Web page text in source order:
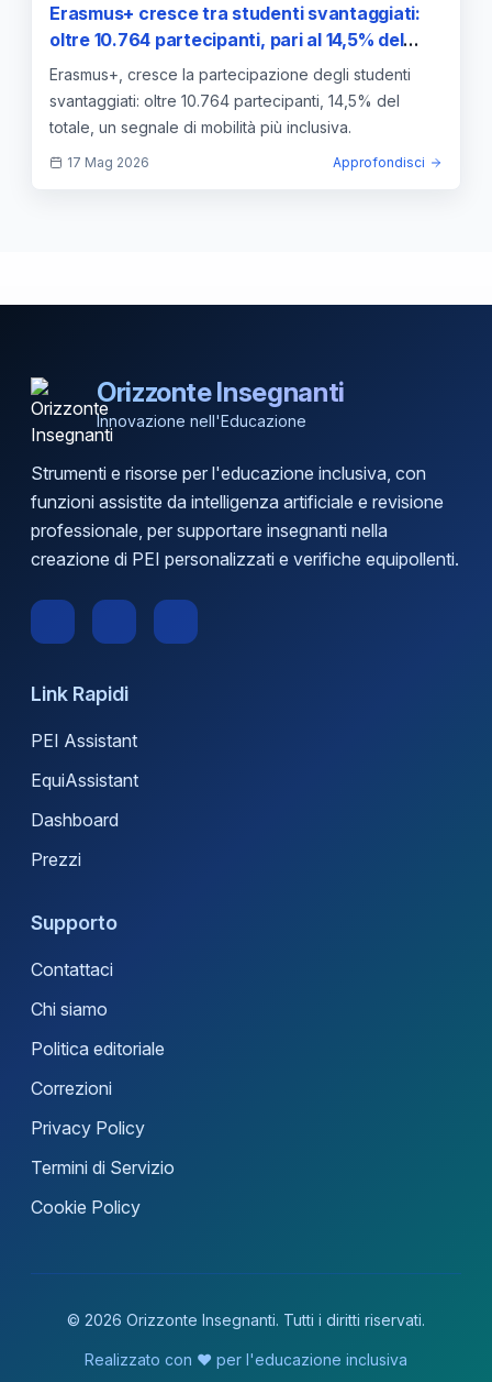
Erasmus+ cresce tra studenti svantaggiati:
oltre 10.764 partecipanti, pari al 14,5% del
totale
Erasmus+, cresce la partecipazione degli studenti
svantaggiati: oltre 10.764 partecipanti, 14,5% del
totale, un segnale di mobilità più inclusiva.
17 Mag 2026 Approfondisci
Orizzonte Insegnanti
Innovazione nell'Educazione
Strumenti e risorse per l'educazione inclusiva, con
funzioni assistite da intelligenza artificiale e revisione
professionale, per supportare insegnanti nella
creazione di PEI personalizzati e verifiche equipollenti.
Link Rapidi
PEI Assistant
EquiAssistant
Dashboard
Prezzi
Supporto
Contattaci
Chi siamo
Politica editoriale
Correzioni
Privacy Policy
Termini di Servizio
Cookie Policy
© 2026 Orizzonte Insegnanti. Tutti i diritti riservati.
Realizzato con ❤️ per l'educazione inclusiva